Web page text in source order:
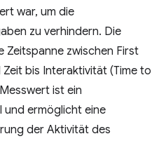
war, um die
zu verhindern. Die
zwischen First
bis Interaktivität (Time to
ist ein
und ermöglicht eine
der Aktivität des